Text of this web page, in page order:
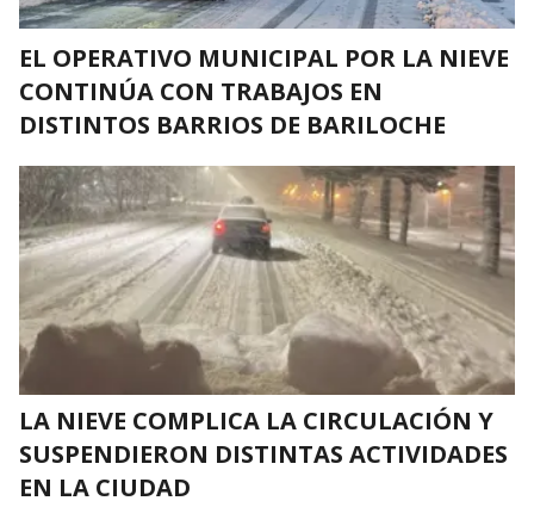
EL OPERATIVO MUNICIPAL POR LA NIEVE
CONTINÚA CON TRABAJOS EN
DISTINTOS BARRIOS DE BARILOCHE
LA NIEVE COMPLICA LA CIRCULACIÓN Y
SUSPENDIERON DISTINTAS ACTIVIDADES
EN LA CIUDAD